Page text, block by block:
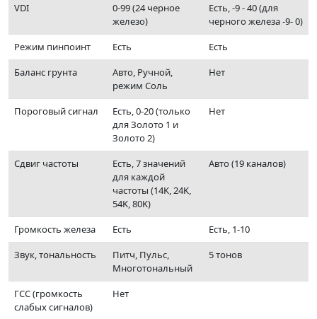
VDI
0-99 (24 черное
железо)
Есть, -9 - 40 (для
черного железа -9- 0)
Режим пинпоинт
Есть
Есть
Баланс грунта
Авто, Ручной,
режим Соль
Нет
Пороговый сигнал
Есть, 0-20 (только
для Золото 1 и
Золото 2)
Нет
Сдвиг частоты
Есть, 7 значений
для каждой
частоты (14K, 24K,
54K, 80K)
Авто (19 каналов)
Громкость железа Есть
Есть, 1-10
Звук, тональность
Питч, Пульс,
Многотональный
5 тонов
ГСС (громкость
слабых сигналов)
Нет